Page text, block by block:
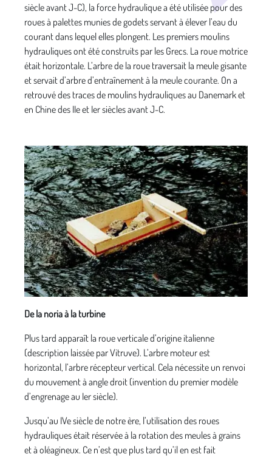
siècle avant J-C), la force hydraulique a été utilisée pour des
roues à palettes munies de godets servant à élever l’eau du
courant dans lequel elles plongent. Les premiers moulins
hydrauliques ont été construits par les Grecs. La roue motrice
était horizontale. L’arbre de la roue traversait la meule gisante
et servait d’arbre d’entraînement à la meule courante. On a
retrouvé des traces de moulins hydrauliques au Danemark et
en Chine des IIe et Ier siècles avant J-C.
De la noria à la turbine
Plus tard apparaît la roue verticale d’origine italienne
(description laissée par Vitruve). L’arbre moteur est
horizontal, l’arbre récepteur vertical. Cela nécessite un renvoi
du mouvement à angle droit (invention du premier modèle
d’engrenage au Ier siècle).
Jusqu’au IVe siècle de notre ère, l’utilisation des roues
hydrauliques était réservée à la rotation des meules à grains
et à oléagineux. Ce n’est que plus tard qu’il en est fait